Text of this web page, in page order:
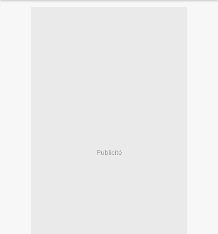
Publicité